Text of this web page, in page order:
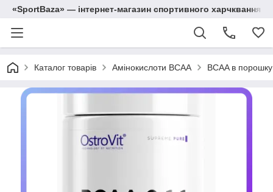
«SportBaza» — інтернет-магазин спортивного харчквання
Каталог товарів Амінокислоти BCAA BCAA в порошку